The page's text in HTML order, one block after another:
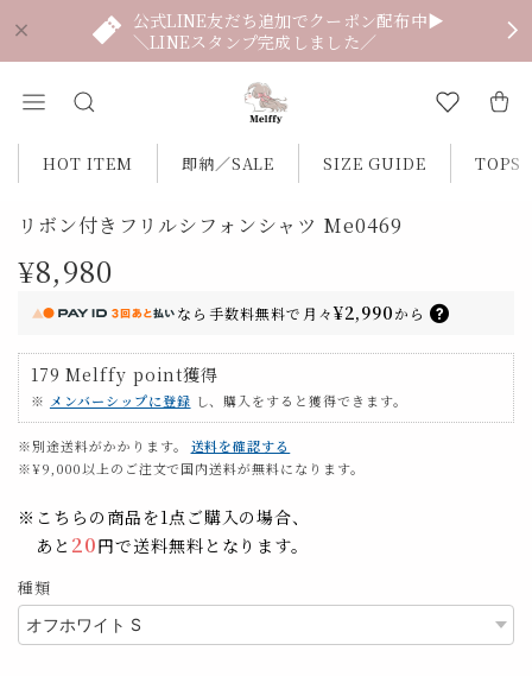
公式LINE友だち追加でクーポン配布中▶
＼LINEスタンプ完成しました／
HOT ITEM 即納／SALE SIZE GUIDE TOPS
リボン付きフリルシフォンシャツ Me0469
¥8,980
なら 手数料無料で 月々¥2,990から
179 Melffy point獲得
※ メンバーシップに登録 し、購入をすると獲得できます。
※別途送料がかかります。
送料を確認する
※¥9,000以上のご注文で国内送料が無料になります。
※こちらの商品を1点ご購入の場合、
あと 20円で送料無料となります。
種類